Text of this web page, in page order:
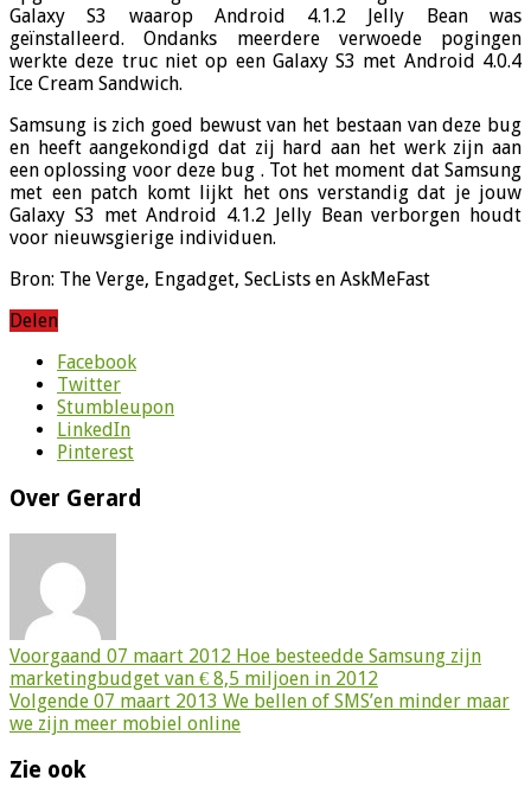
Galaxy S3 waarop Android 4.1.2 Jelly Bean was
geïnstalleerd. Ondanks meerdere verwoede pogingen
werkte deze truc niet op een Galaxy S3 met Android 4.0.4
Ice Cream Sandwich.
Samsung is zich goed bewust van het bestaan van deze bug
en heeft aangekondigd dat zij hard aan het werk zijn aan
een oplossing voor deze bug . Tot het moment dat Samsung
met een patch komt lijkt het ons verstandig dat je jouw
Galaxy S3 met Android 4.1.2 Jelly Bean verborgen houdt
voor nieuwsgierige individuen.
Bron: The Verge, Engadget, SecLists en AskMeFast
Delen
Facebook
Twitter
Stumbleupon
LinkedIn
Pinterest
Over Gerard
Voorgaand 07 maart 2012 Hoe besteedde Samsung zijn
marketingbudget van € 8,5 miljoen in 2012
Volgende 07 maart 2013 We bellen of SMS’en minder maar
we zijn meer mobiel online
Zie ook